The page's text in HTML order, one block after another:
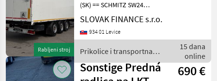
Rabljeni stroj
(SK) == SCHMITZ SW24
WALKING FLOOR 94 m3 r.v.
07/2008, posuvná podlaha,
ALU nadstavba, kotúčové
rozmery: D- 13, 5
SLOVAK FINANCE s.r.o.
934 01 Levice
Prikolice i transportna
vozila / Schmitz
15 dana
online
Sonstige Predná
690 €